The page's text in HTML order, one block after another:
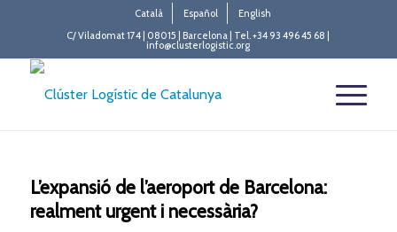
Català Español
English
C/ Viladomat 174 | 08015 | Barcelona | Tel. +34 93 496 45 68 |
info@clusterlogistic.org
L’expansió de l’aeroport de Barcelona:
realment urgent i necessària?